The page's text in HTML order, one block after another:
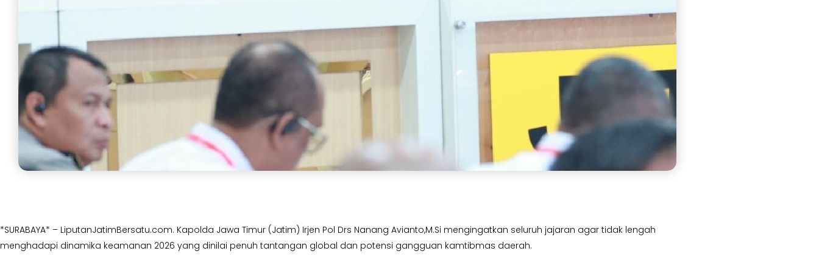
*SURABAYA* – LiputanJatimBersatu.com. Kapolda Jawa Timur (Jatim) Irjen Pol Drs Nanang Avianto,M.Si mengingatkan seluruh jajaran agar tidak lengah
menghadapi dinamika keamanan 2026 yang dinilai penuh tantangan global dan potensi gangguan kamtibmas daerah.